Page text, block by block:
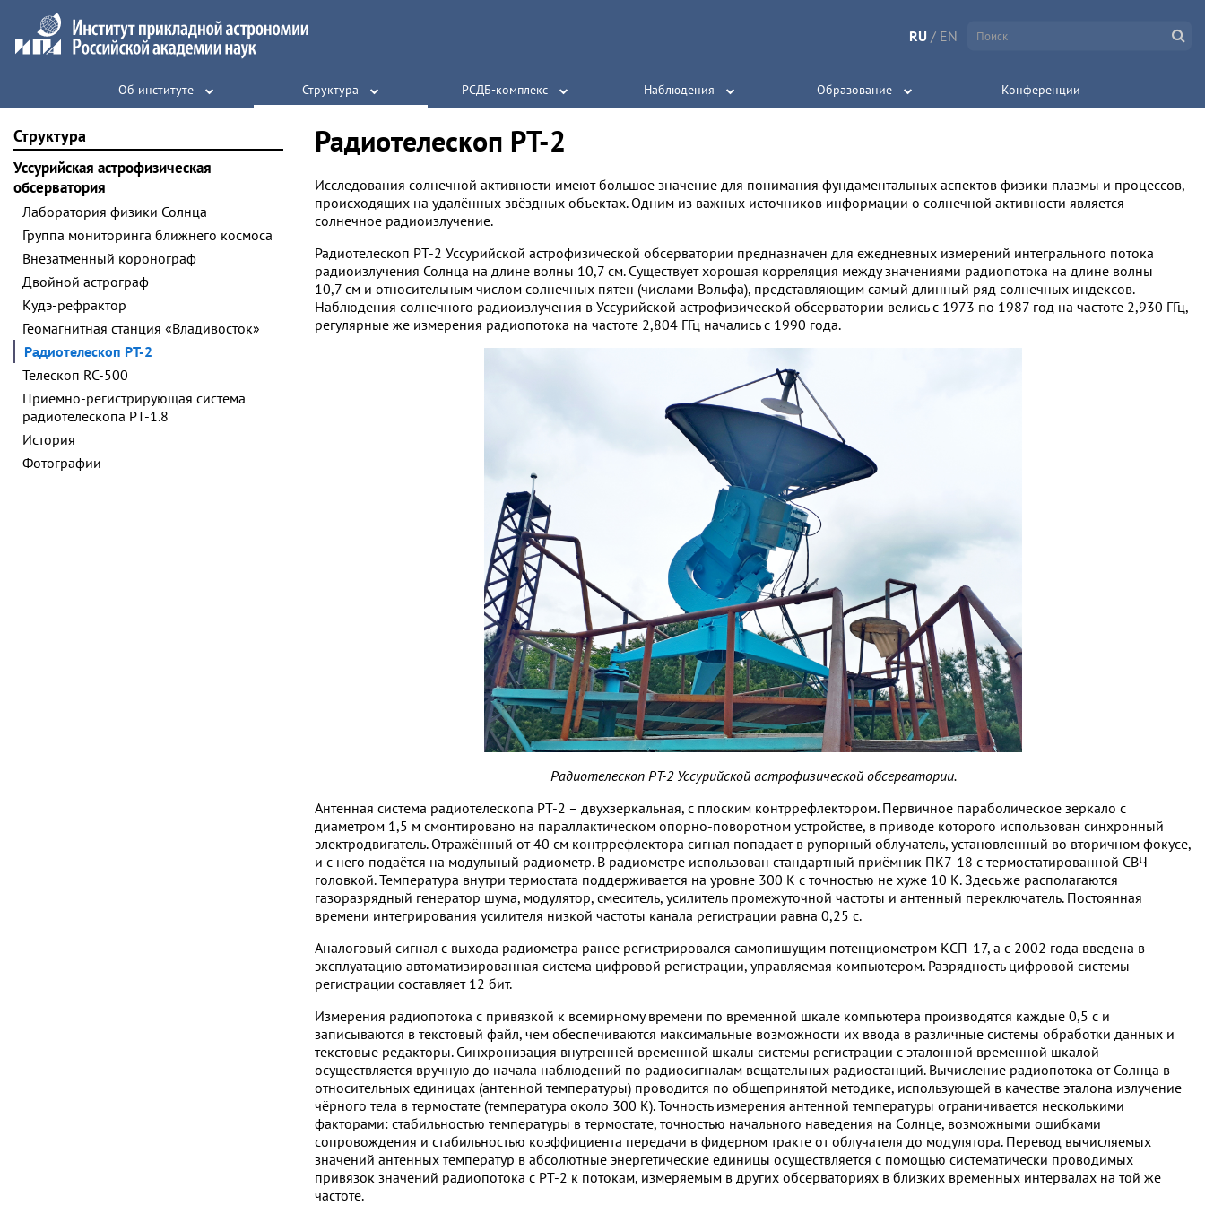
RU / EN
Об институте Структура РСДБ-комплекс Наблюдения Образование Конференции
Структура
Уссурийская астрофизическая
обсерватория
Лаборатория физики Солнца
Группа мониторинга ближнего космоса
Внезатменный коронограф
Двойной астрограф
Кудэ-рефрактор
Геомагнитная станция «Владивосток»
Радиотелескоп РТ-2
Телескоп RC-500
Приемно-регистрирующая система
радиотелескопа РТ-1.8
История
Фотографии
Радиотелескоп РТ-2
Исследования солнечной активности имеют большое значение для понимания фундаментальных аспектов физики плазмы и процессов,
происходящих на удалённых звёздных объектах. Одним из важных источников информации о солнечной активности является
солнечное радиоизлучение.
Радиотелескоп РТ-2 Уссурийской астрофизической обсерватории предназначен для ежедневных измерений интегрального потока
радиоизлучения Солнца на длине волны 10,7 см. Существует хорошая корреляция между значениями радиопотока на длине волны
10,7 см и относительным числом солнечных пятен (числами Вольфа), представляющим самый длинный ряд солнечных индексов.
Наблюдения солнечного радиоизлучения в Уссурийской астрофизической обсерватории велись с 1973 по 1987 год на частоте 2,930 ГГц,
регулярные же измерения радиопотока на частоте 2,804 ГГц начались с 1990 года.
Радиотелескоп РТ-2 Уссурийской астрофизической обсерватории.
Антенная система радиотелескопа РТ-2 – двухзеркальная, с плоским контррефлектором. Первичное параболическое зеркало с
диаметром 1,5 м смонтировано на параллактическом опорно-поворотном устройстве, в приводе которого использован синхронный
электродвигатель. Отражённый от 40 см контррефлектора сигнал попадает в рупорный облучатель, установленный во вторичном фокусе,
и с него подаётся на модульный радиометр. В радиометре использован стандартный приёмник ПК7-18 с термостатированной СВЧ
головкой. Температура внутри термостата поддерживается на уровне 300 К с точностью не хуже 10 К. Здесь же располагаются
газоразрядный генератор шума, модулятор, смеситель, усилитель промежуточной частоты и антенный переключатель. Постоянная
времени интегрирования усилителя низкой частоты канала регистрации равна 0,25 c.
Аналоговый сигнал с выхода радиометра ранее регистрировался самопишущим потенциометром КСП-17, а с 2002 года введена в
эксплуатацию автоматизированная система цифровой регистрации, управляемая компьютером. Разрядность цифровой системы
регистрации составляет 12 бит.
Измерения радиопотока с привязкой к всемирному времени по временной шкале компьютера производятся каждые 0,5 с и
записываются в текстовый файл, чем обеспечиваются максимальные возможности их ввода в различные системы обработки данных и
текстовые редакторы. Синхронизация внутренней временной шкалы системы регистрации с эталонной временной шкалой
осуществляется вручную до начала наблюдений по радиосигналам вещательных радиостанций. Вычисление радиопотока от Солнца в
относительных единицах (антенной температуры) проводится по общепринятой методике, использующей в качестве эталона излучение
чёрного тела в термостате (температура около 300 К). Точность измерения антенной температуры ограничивается несколькими
факторами: стабильностью температуры в термостате, точностью начального наведения на Солнце, возможными ошибками
сопровождения и стабильностью коэффициента передачи в фидерном тракте от облучателя до модулятора. Перевод вычисляемых
значений антенных температур в абсолютные энергетические единицы осуществляется с помощью систематически проводимых
привязок значений радиопотока с РТ-2 к потокам, измеряемым в других обсерваториях в близких временных интервалах на той же
частоте.